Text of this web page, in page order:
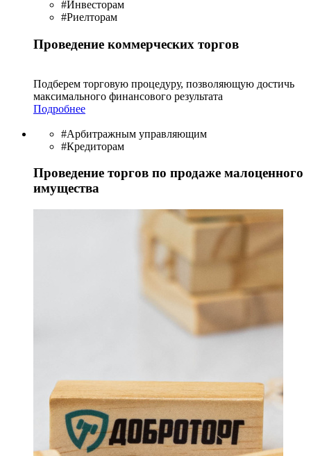
#Инвесторам
#Риелторам
Проведение коммерческих торгов
Подберем торговую процедуру, позволяющую достичь
максимального финансового результата
Подробнее
#Арбитражным управляющим
#Кредиторам
Проведение торгов по продаже малоценного
имущества